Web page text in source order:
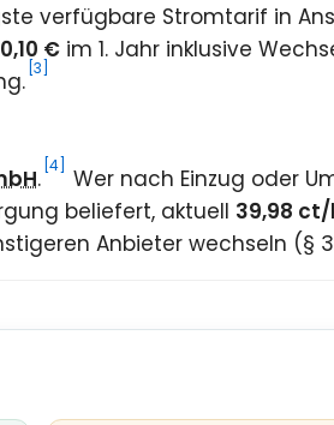
verfügbare Stromtarif in
€ im 1. Jahr inklusive
[3]
. [4]
Wer nach Einzug oder
beliefert, aktuell 39,98 ct/
Anbieter wechseln (§